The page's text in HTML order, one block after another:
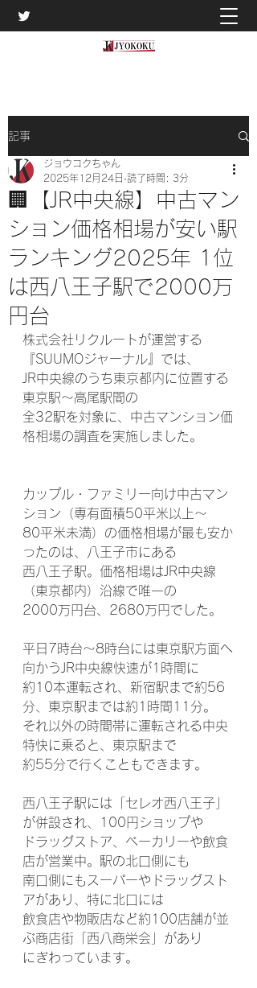
記事
🏢【JR中央線】中古マン
ション価格相場が安い駅
ランキング2025年 1位
は西八王子駅で2000万
円台
ジョウコクちゃん
2025年12月24日 読了時間: 3分
株式会社リクルートが運営する
『SUUMOジャーナル』では、
JR中央線のうち東京都内に位置する
東京駅〜高尾駅間の
全32駅を対象に、中古マンション価
格相場の調査を実施しました。
カップル・ファミリー向け中古マン
ション（専有面積50平米以上～
80平米未満）の価格相場が最も安か
ったのは、八王子市にある
西八王子駅。価格相場はJR中央線
（東京都内）沿線で唯一の
2000万円台、2680万円でした。
平日7時台～8時台には東京駅方面へ
向かうJR中央線快速が1時間に
約10本運転され、新宿駅まで約56
分、東京駅までは約1時間11分。
それ以外の時間帯に運転される中央
特快に乗ると、東京駅まで
約55分で行くこともできます。
西八王子駅には「セレオ西八王子」
が併設され、100円ショップや
ドラッグストア、ベーカリーや飲食
店が営業中。駅の北口側にも
南口側にもスーパーやドラッグスト
アがあり、特に北口には
飲食店や物販店など約100店舗が並
ぶ商店街「西八商栄会」があり
にぎわっています。